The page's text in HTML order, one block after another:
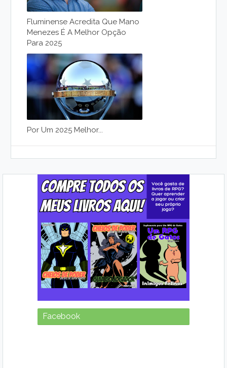
Fluminense Acredita Que Mano
Menezes É A Melhor Opção
Para 2025
Por Um 2025 Melhor...
Facebook